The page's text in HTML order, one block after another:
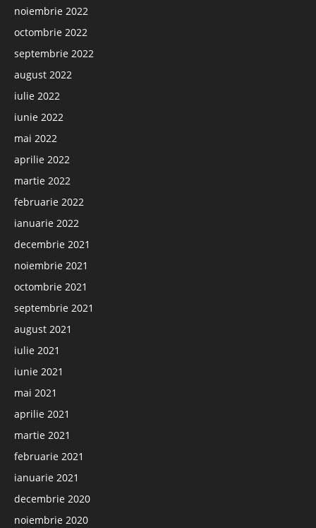
noiembrie 2022
octombrie 2022
septembrie 2022
august 2022
iulie 2022
iunie 2022
mai 2022
aprilie 2022
martie 2022
februarie 2022
ianuarie 2022
decembrie 2021
noiembrie 2021
octombrie 2021
septembrie 2021
august 2021
iulie 2021
iunie 2021
mai 2021
aprilie 2021
martie 2021
februarie 2021
ianuarie 2021
decembrie 2020
noiembrie 2020